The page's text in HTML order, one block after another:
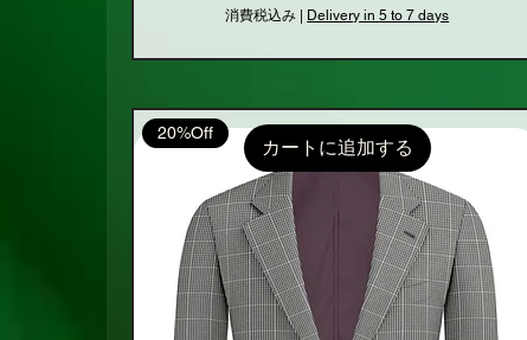
消費税込み Delivery in 5 to 7 days
カートに追加する
20%Off